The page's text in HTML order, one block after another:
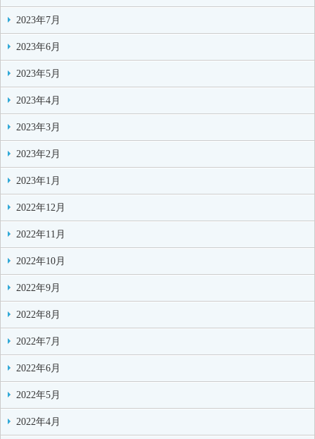
2023年7月
2023年6月
2023年5月
2023年4月
2023年3月
2023年2月
2023年1月
2022年12月
2022年11月
2022年10月
2022年9月
2022年8月
2022年7月
2022年6月
2022年5月
2022年4月